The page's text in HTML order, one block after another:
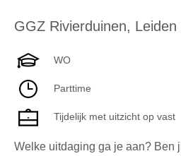
GGZ Rivierduinen, Leiden
WO
Parttime
Tijdelijk met uitzicht op vast
Welke uitdaging ga je aan? Ben